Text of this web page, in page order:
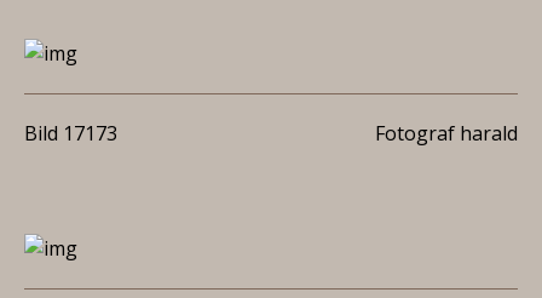
Bild 17173 Fotograf harald